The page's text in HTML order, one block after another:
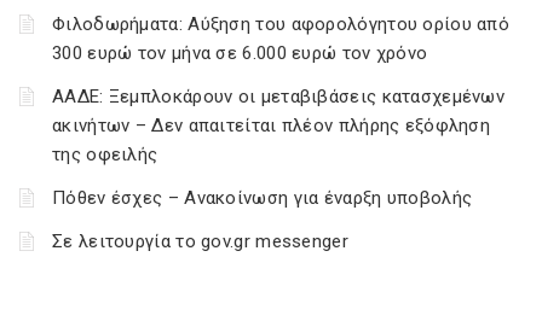
Φιλοδωρήματα: Αύξηση του αφορολόγητου ορίου από
300 ευρώ τον μήνα σε 6.000 ευρώ τον χρόνο
ΑΑΔΕ: Ξεμπλοκάρουν οι μεταβιβάσεις κατασχεμένων
ακινήτων – Δεν απαιτείται πλέον πλήρης εξόφληση
της οφειλής
Πόθεν έσχες – Ανακοίνωση για έναρξη υποβολής
Σε λειτουργία το gov.gr messenger